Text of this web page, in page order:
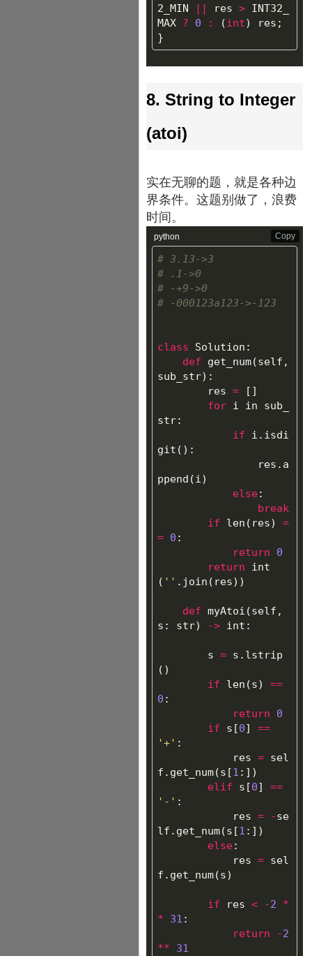
2_MIN
|| res > INT32_
MAX ? 0 : (int) res ;
}
8. String to Integer
(atoi)
实在无聊的题，就是各种边
界条件。这题别做了，浪费
时间。
# 3.13->3
# .1->0
# -+9->0
class Solution :
def
get_num(self ,
sub_str):
res
=
[]
for i in
sub_
str:
if
i . isdi
git ():
res . a
ppend (i )
else:
break
if
len ( res)
=
= 0 :
return
0
return
int
( '' . join ( res))
def myAtoi (self ,
s : str) -> int :
s = s . lstrip
()
if
len (s)
==
0 :
return
0
if
s [0]
==
'+' :
res
= sel
f . get_num(s [1 :])
elif
s [0]
==
'-' :
res
= -se
lf . get_num(s [1 :])
else:
res
= sel
f . get_num(s)
if res < -2
*
*
31 :
return
-2
**
31
python Copy